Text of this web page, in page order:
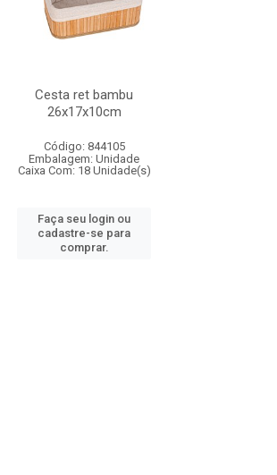
Cesta ret bambu
26x17x10cm
Código: 844105
Embalagem: Unidade
Caixa Com: 18 Unidade(s)
Faça seu login ou
cadastre-se para
comprar.